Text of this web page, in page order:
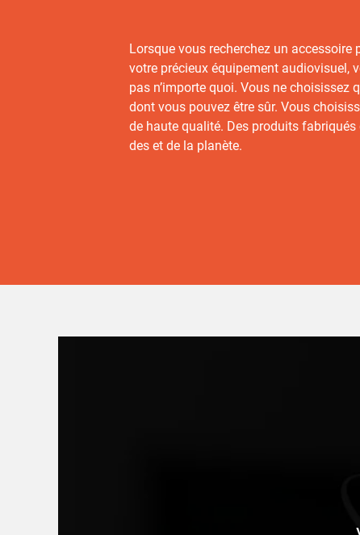
Lorsque vous recherchez un accessoire
votre précieux équipement audiovisuel,
pas n’importe quoi. Vous ne choisissez
dont vous pouvez être sûr. Vous
de haute qualité. Des produits fabriqués
des et de la planète.